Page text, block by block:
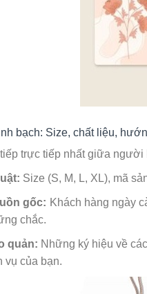
bạch: Size, chất liệu,
trực tiếp nhất giữa
Size (S, M, L, XL), mã
gốc: Khách hàng ngày
chắc.
quản: Những ký hiệu về
vụ của bạn.